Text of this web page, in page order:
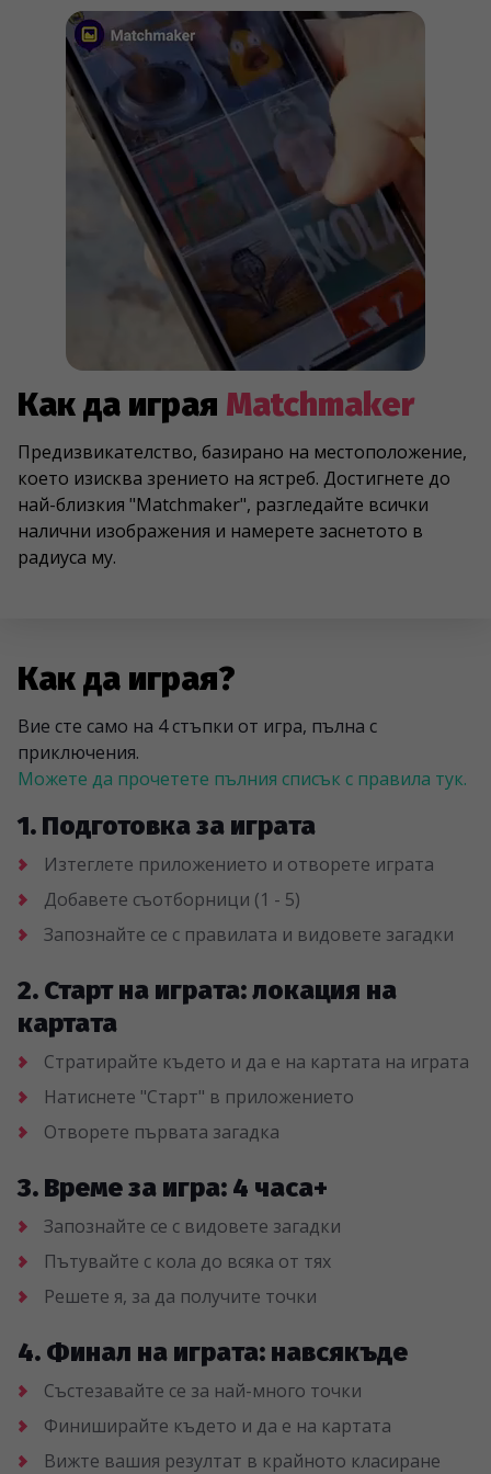
Как да играя Matchmaker
Предизвикателство, базирано на местоположение,
което изисква зрението на ястреб. Достигнете до
най-близкия "Matchmaker", разгледайте всички
налични изображения и намерете заснетото в
радиуса му.
Как да играя?
Вие сте само на 4 стъпки от игра, пълна с
приключения.
Можете да прочетете пълния списък с правила тук.
1. Подготовка за играта
Изтеглете приложението и отворете играта
Добавете съотборници (1 - 5)
Запознайте се с правилата и видовете загадки
2. Старт на играта: локация на
картата
Стратирайте където и да е на картата на играта
Натиснете "Старт" в приложението
Отворете първата загадка
3. Време за игра: 4 часа+
Запознайте се с видовете загадки
Пътувайте с кола до всяка от тях
Решете я, за да получите точки
4. Финал на играта: навсякъде
Състезавайте се за най-много точки
Финиширайте където и да е на картата
Вижте вашия резултат в крайното класиране